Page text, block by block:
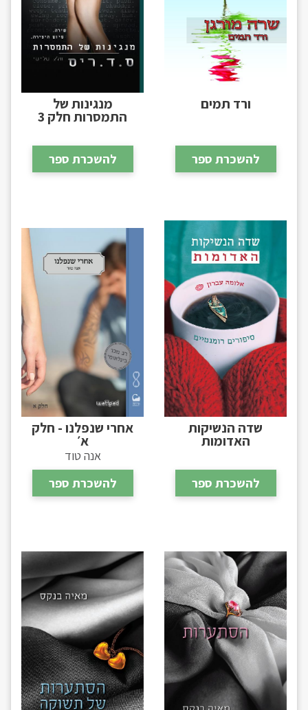
ורד תמים
להשכרת ספר
מנגינות של
התמסרות חלק 3
להשכרת ספר
שדה הנשיקות
האדומות
להשכרת ספר
אחרי שנפלנו - חלק
א׳
אנה טוד
להשכרת ספר